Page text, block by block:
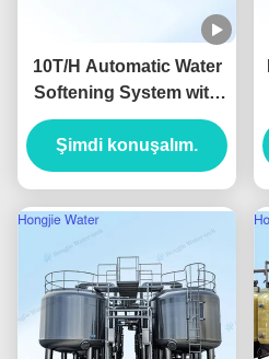
10T/H Automatic Water
Softening System with
UV Sterilization and Iron
Manganese Removal for
Hotels
Şimdi konuşalım.